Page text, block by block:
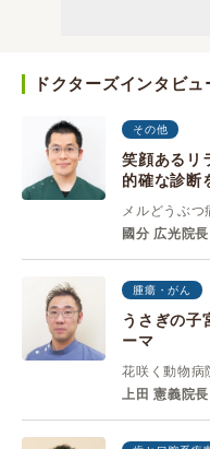
ドクターズインタビュ
その他
笑顔あるリ
的確な診断
メルどうぶつ
國分 広光院長
腫瘍・がん
うさぎの子
ーマ
花咲く動物病
上田 憲義院長